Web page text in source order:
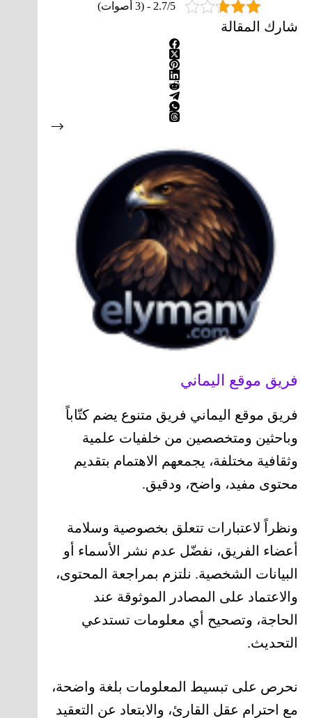
2.7/5 - (3 أصوات)
شارك المقالة
فريق موقع اليماني
فريق موقع اليماني فريق متنوع يضم كتّاباً
وباحثين ومتخصصين من خلفيات علمية
وثقافية مختلفة، يجمعهم الاهتمام بتقديم
محتوى مفيد، واضح، ودقيق.
ونظراً لاعتبارات تتعلق بخصوصية وسلامة
أعضاء الفريق، نفضّل عدم نشر الأسماء أو
البيانات الشخصية. نلتزم بمراجعة المحتوى،
والاعتماد على المصادر الموثوقة عند
الحاجة، وتصحيح أي معلومات تستدعي
التحديث.
نحرص على تبسيط المعلومات بلغة واضحة،
مع احترام عقل القارئ، والابتعاد عن التعقيد